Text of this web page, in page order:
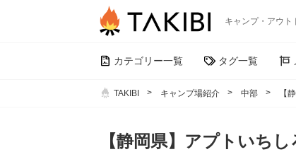
キャンプ・アウト
カテゴリー一覧 タグ一覧
TAKIBI キャンプ場紹介 中部 【
【静岡県】アプトいち